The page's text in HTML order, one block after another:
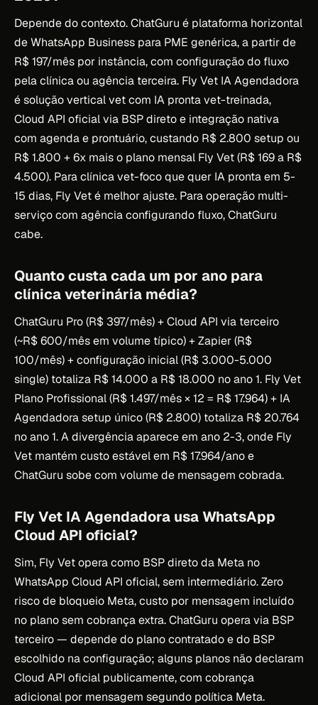
Depende do contexto. ChatGuru é plataforma horizontal
de WhatsApp Business para PME genérica, a partir de
R$ 197/mês por instância, com configuração do fluxo
pela clínica ou agência terceira. Fly Vet IA Agendadora
é solução vertical vet com IA pronta vet-treinada,
Cloud API oficial via BSP direto e integração nativa
com agenda e prontuário, custando R$ 2.800 setup ou
R$ 1.800 + 6x mais o plano mensal Fly Vet (R$ 169 a R$
4.500). Para clínica vet-foco que quer IA pronta em 5-
15 dias, Fly Vet é melhor ajuste. Para operação multi-
serviço com agência configurando fluxo, ChatGuru
cabe.
Quanto custa cada um por ano para
clínica veterinária média?
ChatGuru Pro (R$ 397/mês) + Cloud API via terceiro
(~R$ 600/mês em volume típico) + Zapier (R$
100/mês) + configuração inicial (R$ 3.000-5.000
single) totaliza R$ 14.000 a R$ 18.000 no ano 1. Fly Vet
Plano Profissional (R$ 1.497/mês × 12 = R$ 17.964) + IA
Agendadora setup único (R$ 2.800) totaliza R$ 20.764
no ano 1. A divergência aparece em ano 2-3, onde Fly
Vet mantém custo estável em R$ 17.964/ano e
ChatGuru sobe com volume de mensagem cobrada.
Fly Vet IA Agendadora usa WhatsApp
Cloud API oficial?
Sim, Fly Vet opera como BSP direto da Meta no
WhatsApp Cloud API oficial, sem intermediário. Zero
risco de bloqueio Meta, custo por mensagem incluído
no plano sem cobrança extra. ChatGuru opera via BSP
terceiro — depende do plano contratado e do BSP
escolhido na configuração; alguns planos não declaram
Cloud API oficial publicamente, com cobrança
adicional por mensagem segundo política Meta.